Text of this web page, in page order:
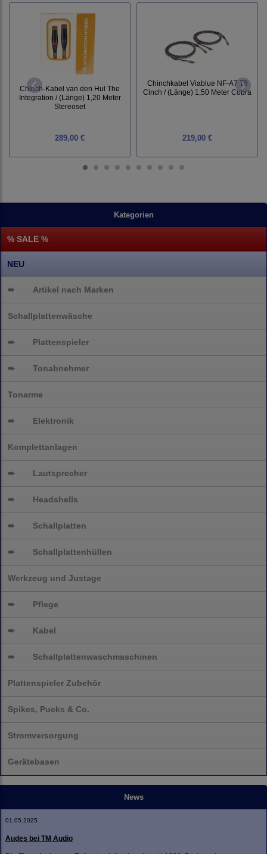
Kategorien
% SALE %
NEU
➨ Artikel nach Marken
Schallplattenwäsche
➨ Plattenspieler
➨ Tonabnehmer
Tonarme
➨ Elektronik
Komplettanlagen
➨ Lautsprecher
➨ Headshells
➨ Schallplatten
➨ Schallplattenhüllen
Werkzeug und Justage
➨ Pflege
➨ Kabel
➨ Schallplattenwaschmaschinen
Plattenspieler Zubehör
Spikes, Pucks & Co.
Stromversorgung
Gerätebasen
News
01.05.2025
Audes bei TM Audio
Chinch-Kabel van den Hul The
Integration / (Länge) 1,20 Meter
Stereoset
289,00 €
Chinchkabel Viablue NF-A7 T8
Cinch / (Länge) 1,50 Meter Cobra
219,00 €